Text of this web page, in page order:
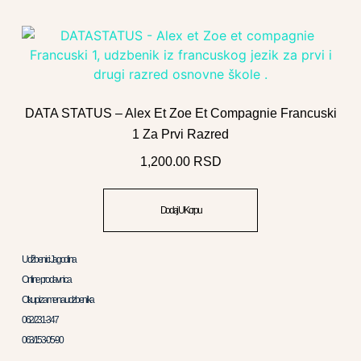
DATA STATUS – Alex Et Zoe Et Compagnie Francuski
1 Za Prvi Razred
1,200.00 RSD
Dodaj U Korpu
Udžbenici Jagodina
Online prodavnica
Otkup i zamena udzbenika
062/231-347
063/153-05-90